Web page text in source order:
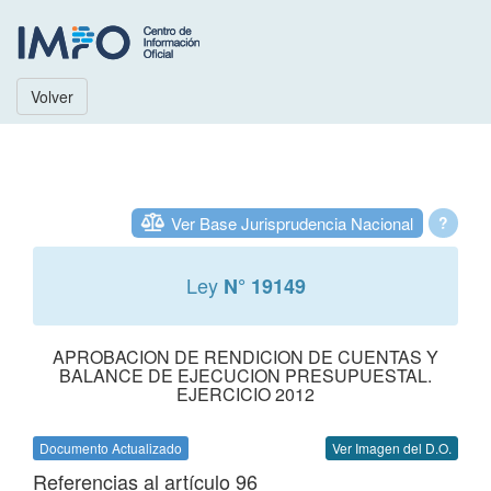
Volver
?
Ver Base Jurisprudencia Nacional
Ley N° 19149
APROBACION DE RENDICION DE CUENTAS Y
BALANCE DE EJECUCION PRESUPUESTAL.
EJERCICIO 2012
Documento Actualizado Ver Imagen del D.O.
Referencias al artículo 96